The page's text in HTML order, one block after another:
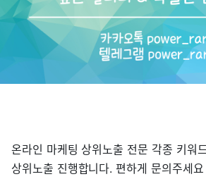
온라인 마케팅 상위노출 전문 각종 키워
상위노출 진행합니다. 편하게 문의주세